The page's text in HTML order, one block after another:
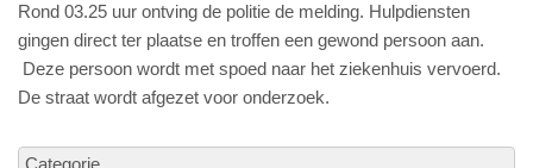
Rond 03.25 uur ontving de politie de melding. Hulpdiensten
gingen direct ter plaatse en troffen een gewond persoon aan.
Deze persoon wordt met spoed naar het ziekenhuis vervoerd.
De straat wordt afgezet voor onderzoek.
Categorie